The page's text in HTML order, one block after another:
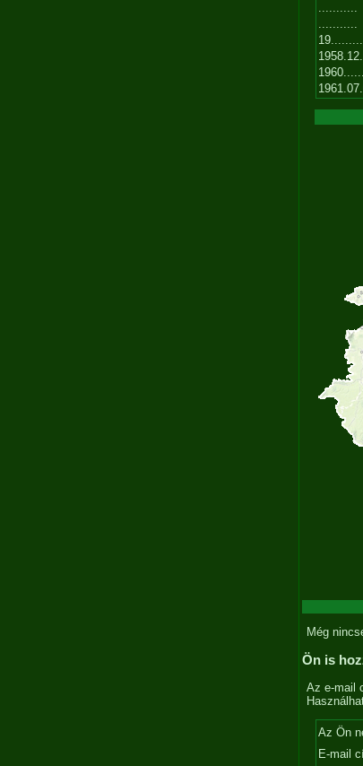
...........
...........
19.........
Még
Ön is
Az e-mail
Az Ön
E-mail